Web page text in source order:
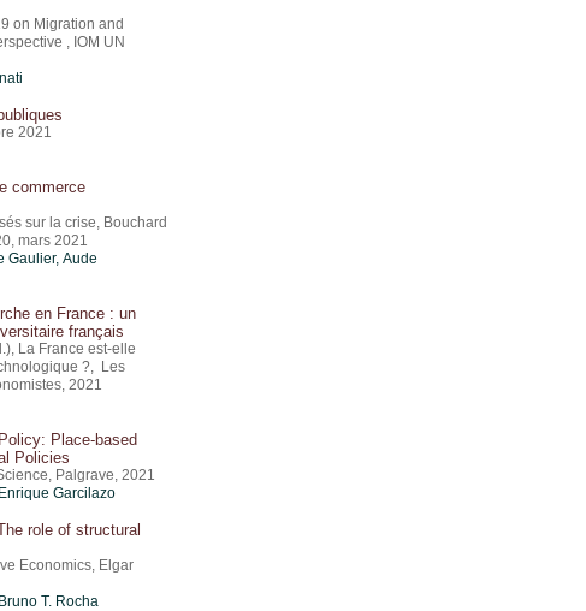
on Migration and
, IOM UN
2021
commerce
sur la crise, Bouchard
mars 2021
Gaulier, Aude
en France : un
français
La France est-elle
?, Les
2021
Place-based
Policies
Palgrave, 2021
Garcilazo
role of structural
Economics, Elgar
T. Rocha